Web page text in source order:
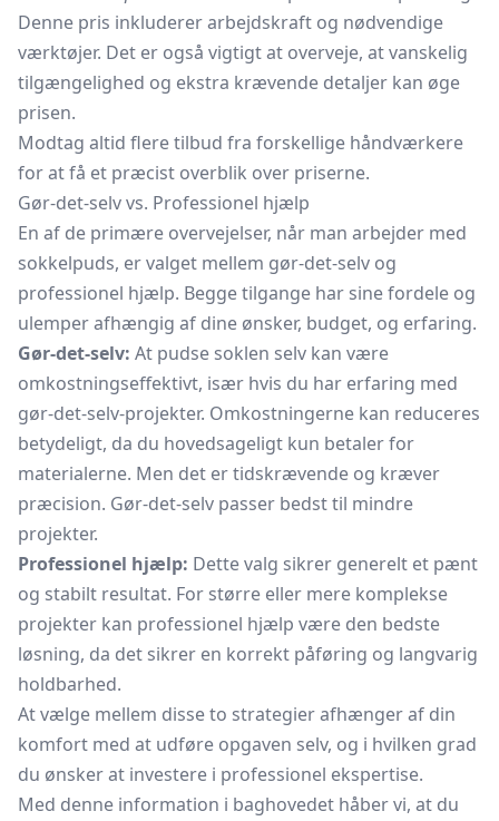
Denne pris inkluderer arbejdskraft og nødvendige
værktøjer. Det er også vigtigt at overveje, at vanskelig
tilgængelighed og ekstra krævende detaljer kan øge
prisen.
Modtag altid flere tilbud fra forskellige håndværkere
for at få et præcist overblik over priserne.
Gør-det-selv vs. Professionel hjælp
En af de primære overvejelser, når man arbejder med
sokkelpuds, er valget mellem gør-det-selv og
professionel hjælp. Begge tilgange har sine fordele og
ulemper afhængig af dine ønsker, budget, og erfaring.
Gør-det-selv: At pudse soklen selv kan være
omkostningseffektivt, især hvis du har erfaring med
gør-det-selv-projekter. Omkostningerne kan reduceres
betydeligt, da du hovedsageligt kun betaler for
materialerne. Men det er tidskrævende og kræver
præcision. Gør-det-selv passer bedst til mindre
projekter.
Professionel hjælp: Dette valg sikrer generelt et pænt
og stabilt resultat. For større eller mere komplekse
projekter kan professionel hjælp være den bedste
løsning, da det sikrer en korrekt påføring og langvarig
holdbarhed.
At vælge mellem disse to strategier afhænger af din
komfort med at udføre opgaven selv, og i hvilken grad
du ønsker at investere i professionel ekspertise.
Med denne information i baghovedet håber vi, at du